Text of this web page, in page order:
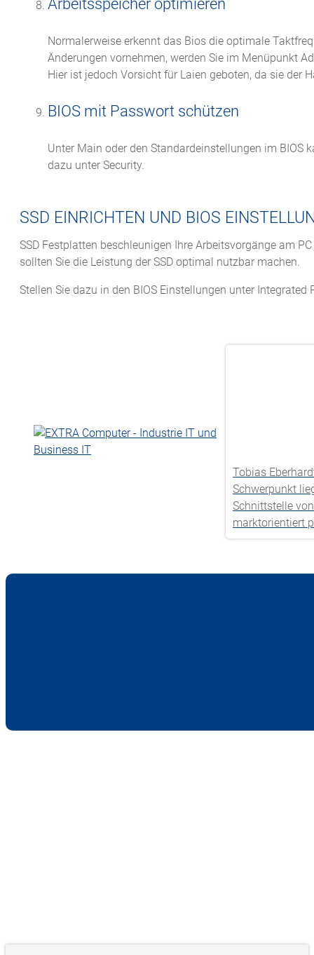
Arbeitsspeicher optimieren
Normalerweise erkennt das Bios die optimale
Änderungen vornehmen, werden Sie im Menüpunkt
Hier ist jedoch Vorsicht für Laien geboten, da sie der
BIOS mit Passwort schützen
Unter Main oder den Standardeinstellungen im BIOS
dazu unter Security.
SSD EINRICHTEN UND BIOS
SSD Festplatten beschleunigen Ihre Arbeitsvorgänge am
sollten Sie die Leistung der SSD optimal nutzbar machen.
Stellen Sie dazu in den BIOS Einstellungen unter
Tobias
Schwerpunkt
Schnittstelle
marktorientiert